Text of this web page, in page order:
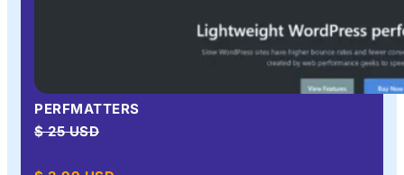
PERFMATTERS
$ 25 USD